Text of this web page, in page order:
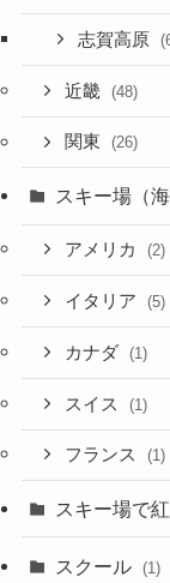
志賀高原
近畿 (48)
関東 (26)
スキー場（
アメリカ (2)
イタリア (5)
カナダ (1)
スイス (1)
フランス (1)
スキー場で
スクール (1)